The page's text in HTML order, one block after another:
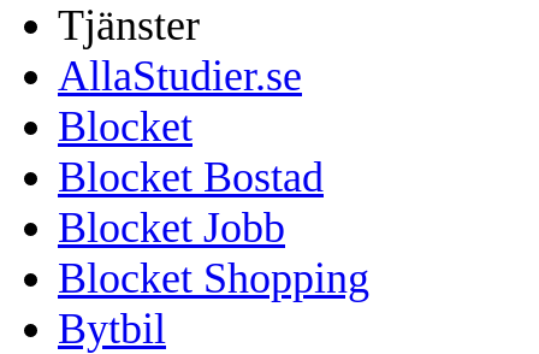
Tjänster
AllaStudier.se
Blocket
Blocket Bostad
Blocket Jobb
Blocket Shopping
Bytbil